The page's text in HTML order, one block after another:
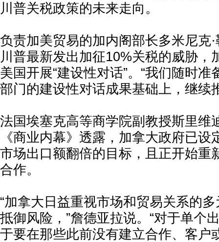
川普关税政策的未来走向。
负责加美贸易的加内阁部长多米尼克
川普最新发出加征10%关税的威胁，
美国开展“建设性对话”。“我们随时
部门的建设性对话成果基础上，继续
法国埃塞克高等商学院副教授斯里维
《商业内幕》透露，加拿大政府已
市场出口额翻倍的目标，且正开始重
合作。
“加拿大日益重视市场和贸易关系的
抵御风险，”詹德亚拉说。“对于单个
于要在那些此前没有建立合作、客户